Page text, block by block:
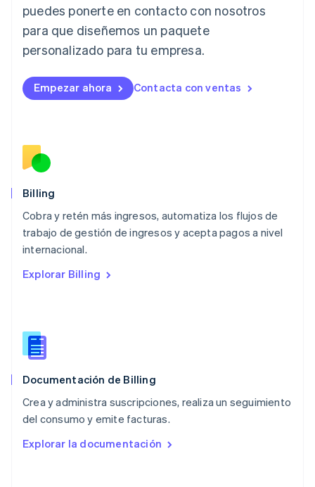
puedes ponerte en contacto con nosotros
para que diseñemos un paquete
personalizado para tu empresa.
Empezar ahora Contacta con ventas
Billing
Cobra y retén más ingresos, automatiza los flujos de
trabajo de gestión de ingresos y acepta pagos a nivel
internacional.
Explorar Billing
Documentación de Billing
Crea y administra suscripciones, realiza un seguimiento
del consumo y emite facturas.
Explorar la documentación
Letonia
Liechtenstein
DeutschEnglish
English
Luxemburgo
English
México
Español
English
Nueva Zelandia
English
NederlandsEnglish
Português
RAE de Hong Kong, China
Reino Unido
República Checa
English
English